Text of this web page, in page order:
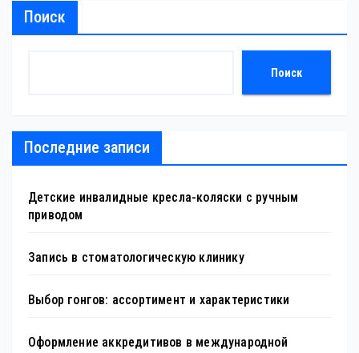
A
pp
m
ss ь
Поиск
Поиск
Последние записи
Детские инвалидные кресла-коляски с ручным
приводом
Запись в стоматологическую клинику
Выбор гонгов: ассортимент и характеристики
Оформление аккредитивов в международной